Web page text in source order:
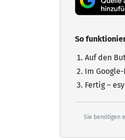
So
Auf den
Im
Fertig –
Sie benötigen